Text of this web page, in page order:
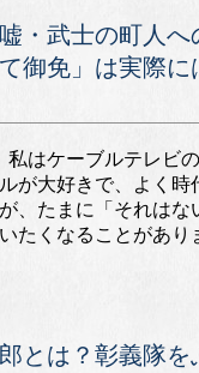
・武士の町人へ
て御免」は実際に
私はケーブルテレビ
ルが大好きで、よく時
が、たまに「それはな
いたくなることがあり
とは？彰義隊を